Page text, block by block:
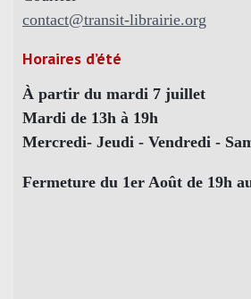
contact@transit-librairie.org
Horaires d’été
À partir du mardi 7 juillet
Mardi de 13h à 19h
Mercredi- Jeudi - Vendredi -
Fermeture du 1er Août de 19h